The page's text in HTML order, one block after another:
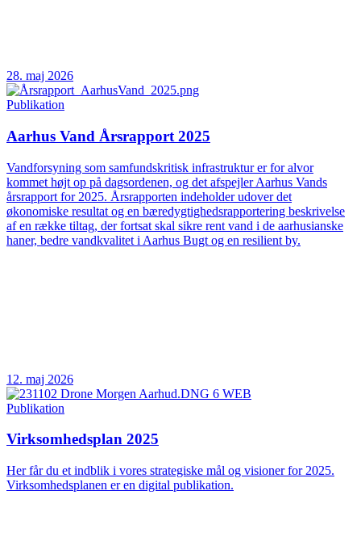
28. maj 2026
Publikation
Aarhus Vand Årsrapport 2025
Vandforsyning som samfundskritisk infrastruktur er for alvor
kommet højt op på dagsordenen, og det afspejler Aarhus Vands
årsrapport for 2025. Årsrapporten indeholder udover det
økonomiske resultat og en bæredygtighedsrapportering beskrivelse
af en række tiltag, der fortsat skal sikre rent vand i de aarhusianske
haner, bedre vandkvalitet i Aarhus Bugt og en resilient by.
12. maj 2026
Publikation
Virksomhedsplan 2025
Her får du et indblik i vores strategiske mål og visioner for 2025.
Virksomhedsplanen er en digital publikation.